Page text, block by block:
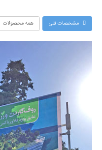
مشخصات فنی همه محصولات